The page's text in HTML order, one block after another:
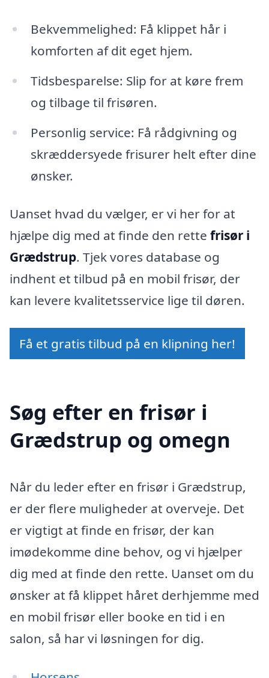
Bekvemmelighed: Få klippet hår i
komforten af dit eget hjem.
Tidsbesparelse: Slip for at køre frem
og tilbage til frisøren.
Personlig service: Få rådgivning og
skræddersyede frisurer helt efter dine
ønsker.
Uanset hvad du vælger, er vi her for at
hjælpe dig med at finde den rette frisør i
Grædstrup. Tjek vores database og
indhent et tilbud på en mobil frisør, der
kan levere kvalitetsservice lige til døren.
Få et gratis tilbud på en klipning her!
Søg efter en frisør i
Grædstrup og omegn
Når du leder efter en frisør i Grædstrup,
er der flere muligheder at overveje. Det
er vigtigt at finde en frisør, der kan
imødekomme dine behov, og vi hjælper
dig med at finde den rette. Uanset om du
ønsker at få klippet håret derhjemme med
en mobil frisør eller booke en tid i en
salon, så har vi løsningen for dig.